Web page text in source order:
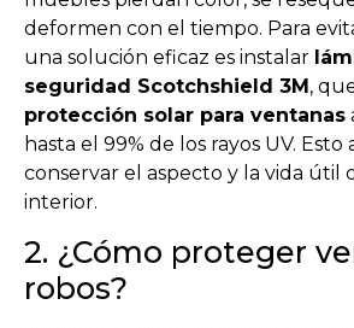
deformen con el tiempo. Para
una solución eficaz es instalar
seguridad Scotchshield 3M,
protección solar para ventanas
hasta el 99% de los rayos UV. Esto
conservar el aspecto y la vida útil
interior.
2. ¿Cómo proteger
robos?